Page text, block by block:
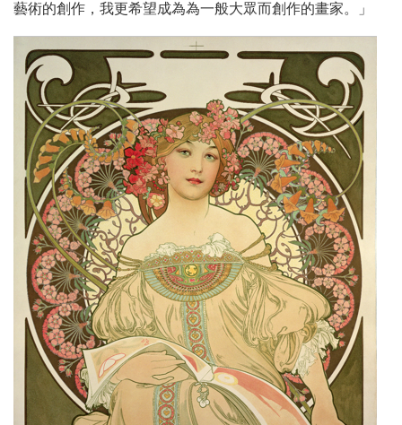
藝術的創作，我更希望成為為一般大眾而創作的畫家。」